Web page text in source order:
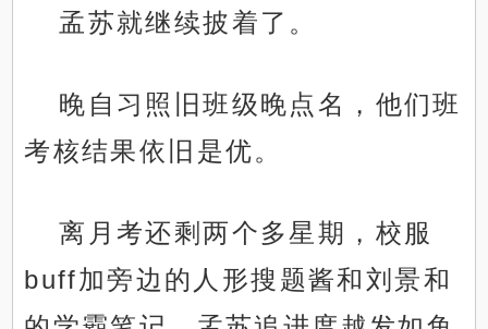
孟苏就继续披着了。
晚自习照旧班级晚点名，他们班
考核结果依旧是优。
离月考还剩两个多星期，校服
buff加旁边的人形搜题酱和刘景和